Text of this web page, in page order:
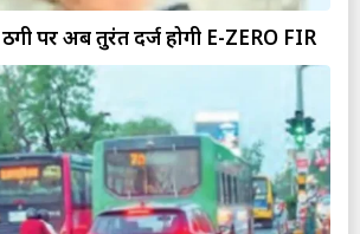
पर अब तुरंत दर्ज होगी E-ZERO FIR